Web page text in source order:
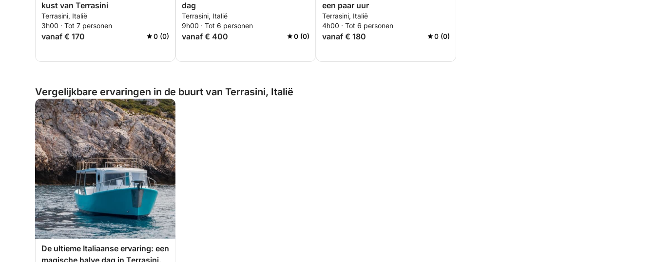
kust van Terrasini
Terrasini, Italië
3h00 · Tot 7 personen
vanaf € 170 0 (0)
dag
Terrasini, Italië
9h00 · Tot 6 personen
vanaf € 400 0 (0)
een paar uur
Terrasini, Italië
4h00 · Tot 6 personen
vanaf € 180 0 (0)
Vergelijkbare ervaringen in de buurt van Terrasini, Italië
De ultieme Italiaanse ervaring: een
magische halve dag in Terrasini.